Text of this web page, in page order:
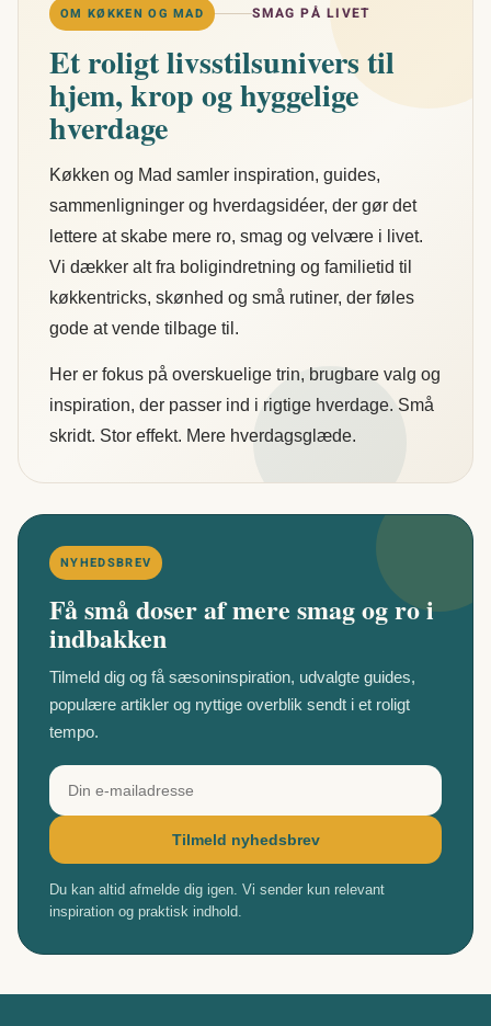
og
smarte
hacks
OM KØKKEN OG MAD SMAG PÅ LIVET
Et roligt livsstilsunivers til
hjem, krop og hyggelige
hverdage
Køkken og Mad samler inspiration, guides,
sammenligninger og hverdagsidéer, der gør det
lettere at skabe mere ro, smag og velvære i livet.
Vi dækker alt fra boligindretning og familietid til
køkkentricks, skønhed og små rutiner, der føles
gode at vende tilbage til.
Her er fokus på overskuelige trin, brugbare valg og
inspiration, der passer ind i rigtige hverdage. Små
skridt. Stor effekt. Mere hverdagsglæde.
NYHEDSBREV
Få små doser af mere smag og ro i
indbakken
Tilmeld dig og få sæsoninspiration, udvalgte guides,
populære artikler og nyttige overblik sendt i et roligt
tempo.
Tilmeld nyhedsbrev
Du kan altid afmelde dig igen. Vi sender kun relevant
inspiration og praktisk indhold.